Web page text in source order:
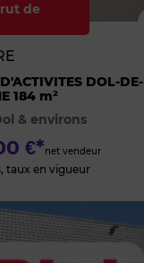
de
DOL-DE-
184 m²
& environs
€*net vendeur
taux en vigueur